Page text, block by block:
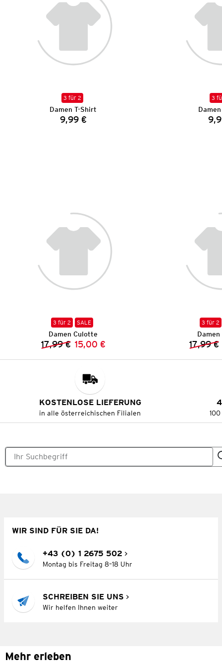
3 für 2
Damen T-Shirt
Preis:
9,99 €
3
3 für 2 SALE
Damen Culotte
Vorheriger Preis:
17,99 € Neuer Preis:
15,00 €
3 für 2
17,99 €
KOSTENLOSE LIEFERUNG
in alle österreichischen Filialen
WIR SIND FÜR SIE DA!
+43 (0) 1 2675 502
Montag bis Freitag 8–18 Uhr
SCHREIBEN SIE UNS
Wir helfen Ihnen weiter
Mehr erleben